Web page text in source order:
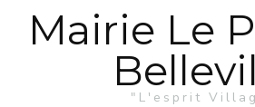
Mairie Le
"L'esprit